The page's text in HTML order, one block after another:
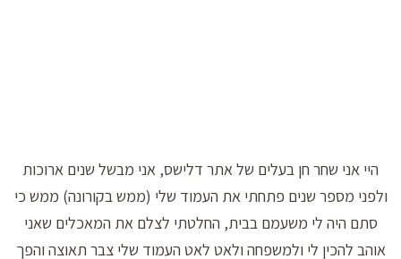
היי אני שחר חן בעלים של אתר דלישס, אני מבשל שנים ארוכות
ולפני מספר שנים פתחתי את העמוד שלי (ממש בקורונה) ממש כי
סתם היה לי משעמם בבית, החלטתי לצלם את המאכלים שאני
אוהב להכין לי ולמשפחה ולאט לאט העמוד שלי צבר תאוצה והפך